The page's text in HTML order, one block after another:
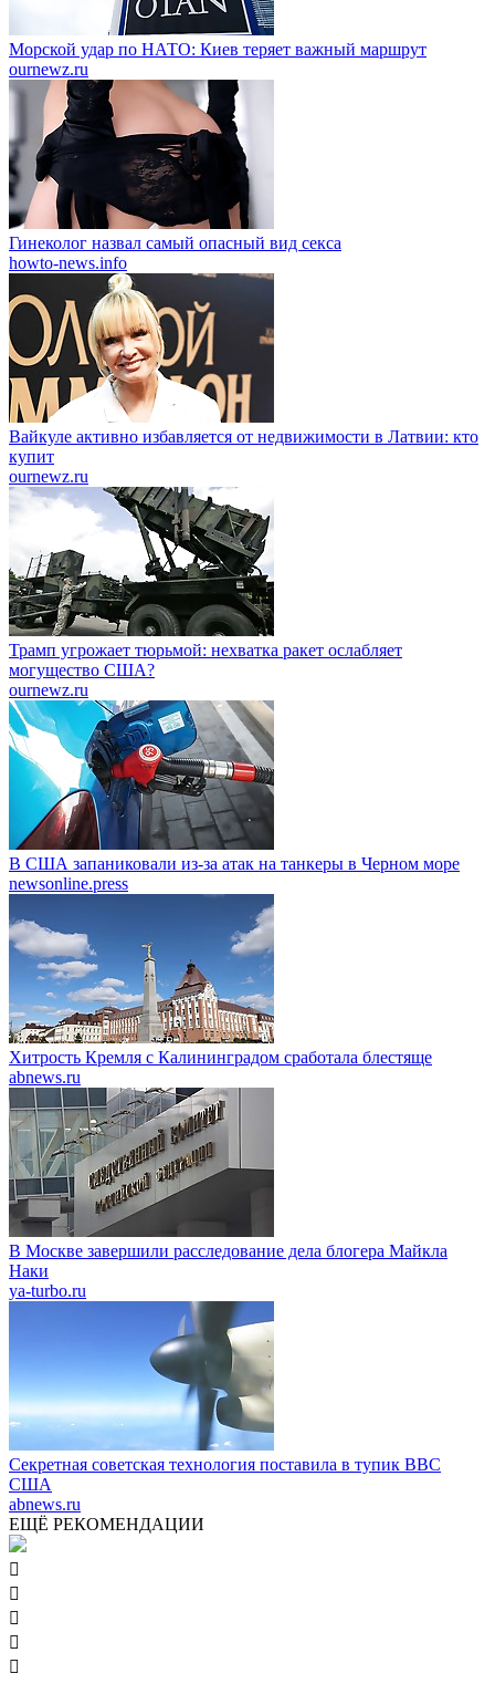
Морской удар по НАТО: Киев теряет важный маршрут
ournewz.ru
Гинеколог назвал самый опасный вид секса
howto-news.info
Вайкуле активно избавляется от недвижимости в Латвии: кто
купит
ournewz.ru
Трамп угрожает тюрьмой: нехватка ракет ослабляет
могущество США?
ournewz.ru
В США запаниковали из-за атак на танкеры в Черном море
newsonline.press
Хитрость Кремля с Калининградом сработала блестяще
abnews.ru
В Москве завершили расследование дела блогера Майкла
Наки
ya-turbo.ru
Секретная советская технология поставила в тупик ВВС
США
abnews.ru
ЕЩЁ РЕКОМЕНДАЦИИ




